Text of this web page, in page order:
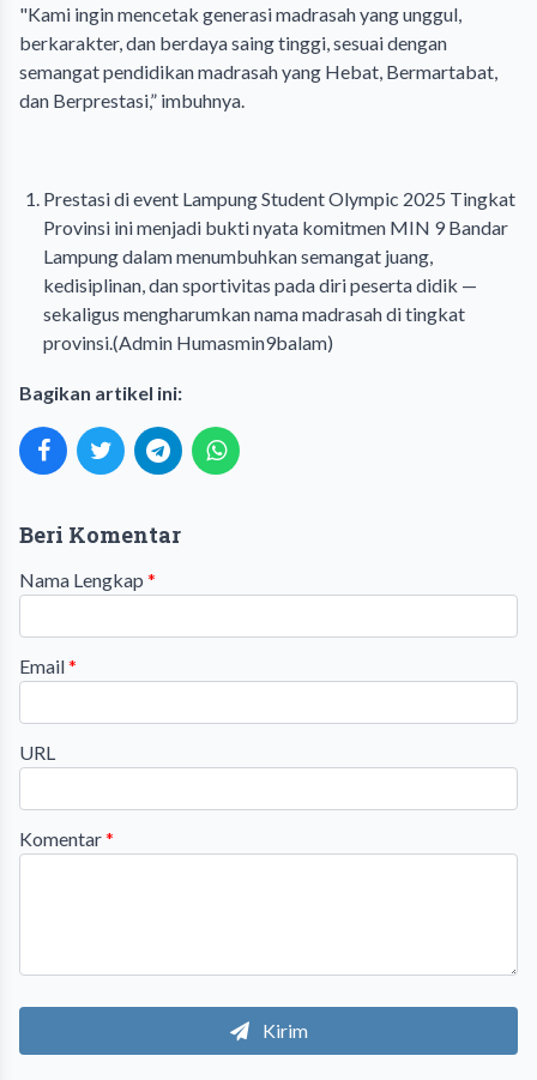
‎"Kami ingin mencetak generasi madrasah yang unggul,
berkarakter, dan berdaya saing tinggi, sesuai dengan
semangat pendidikan madrasah yang Hebat, Bermartabat,
dan Berprestasi,” imbuhnya.
‎Prestasi di event Lampung Student Olympic 2025 Tingkat
Provinsi ini menjadi bukti nyata komitmen MIN 9 Bandar
Lampung dalam menumbuhkan semangat juang,
kedisiplinan, dan sportivitas pada diri peserta didik —
sekaligus mengharumkan nama madrasah di tingkat
provinsi.(Admin Humasmin9balam)
Bagikan artikel ini:
Beri Komentar
Nama Lengkap *
Email*
URL
Komentar*
Kirim